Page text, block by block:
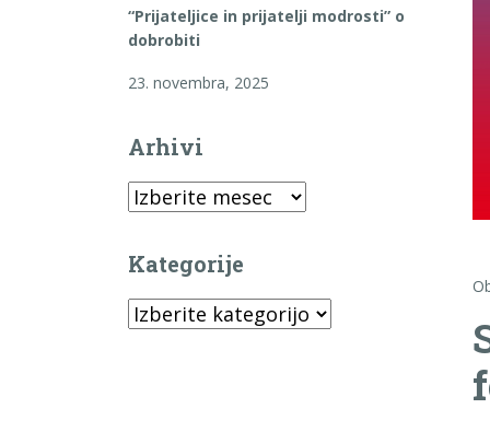
“Prijateljice in prijatelji modrosti” o
dobrobiti
23. novembra, 2025
Arhivi
Arhivi
Kategorije
Kategorije